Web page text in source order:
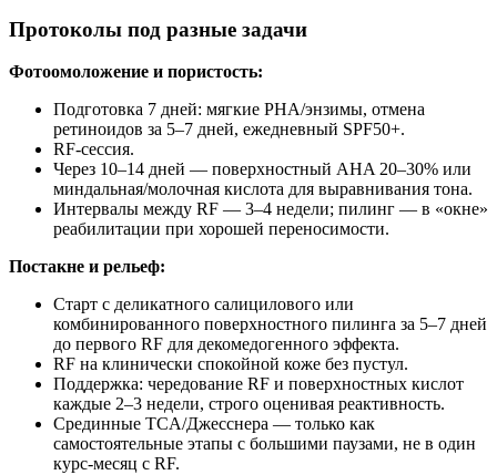
Протоколы под разные задачи
Фотоомоложение и пористость:
Подготовка 7 дней: мягкие PHA/энзимы, отмена
ретиноидов за 5–7 дней, ежедневный SPF50+.
RF‑сессия.
Через 10–14 дней — поверхностный AHA 20–30% или
миндальная/молочная кислота для выравнивания тона.
Интервалы между RF — 3–4 недели; пилинг — в «окне»
реабилитации при хорошей переносимости.
Постакне и рельеф:
Старт с деликатного салицилового или
комбинированного поверхностного пилинга за 5–7 дней
до первого RF для декомедогенного эффекта.
RF на клинически спокойной коже без пустул.
Поддержка: чередование RF и поверхностных кислот
каждые 2–3 недели, строго оценивая реактивность.
Срединные TCA/Джесснера — только как
самостоятельные этапы с большими паузами, не в один
курс‑месяц с RF.